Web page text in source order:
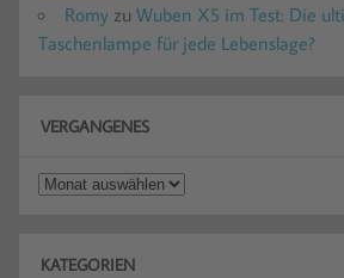
Romy zu Wuben X5 im Test: Die
Taschenlampe für jede Lebenslage?
VERGANGENES
Vergangenes
KATEGORIEN